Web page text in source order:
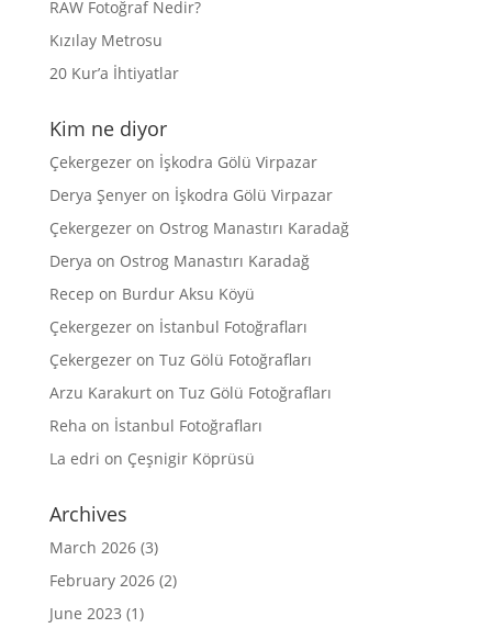
RAW Fotoğraf Nedir?
Kızılay Metrosu
20 Kur’a İhtiyatlar
Kim ne diyor
Çekergezeron İşkodra Gölü Virpazar
Derya Şenyeron İşkodra Gölü Virpazar
Çekergezeron Ostrog Manastırı Karadağ
Derya on Ostrog Manastırı Karadağ
Recep on Burdur Aksu Köyü
Çekergezeron İstanbul Fotoğrafları
Çekergezeron Tuz Gölü Fotoğrafları
Arzu Karakurton Tuz Gölü Fotoğrafları
Reha on İstanbul Fotoğrafları
La edri on Çeşnigir Köprüsü
Archives
March 2026(3)
February 2026(2)
June 2023 (1)